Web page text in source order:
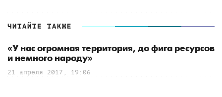
ЧИТАЙТЕ ТАКЖЕ
«У нас огромная территория, до фига ресурсов
и немного народу»
21 апреля 2017, 19:06